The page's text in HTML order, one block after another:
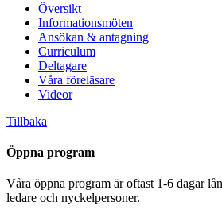
Översikt
Informationsmöten
Ansökan & antagning
Curriculum
Deltagare
Våra föreläsare
Videor
Tillbaka
Öppna program
Våra öppna program är oftast 1-6 dagar
ledare och nyckelpersoner.